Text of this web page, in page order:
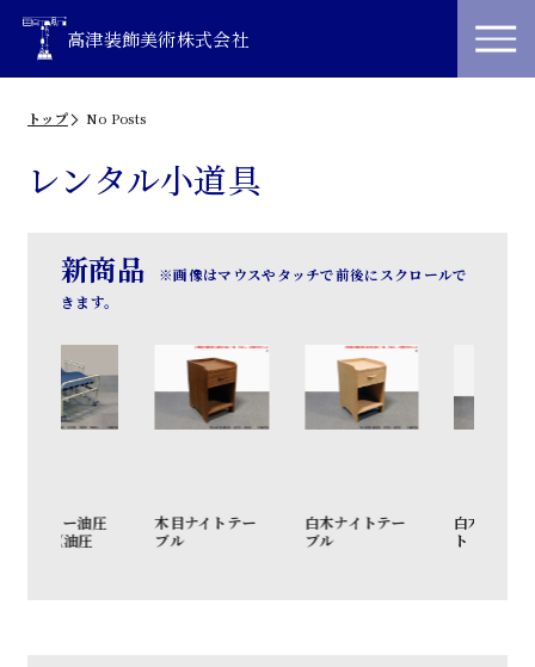
高津装飾美術株式会社
トップ No Posts
レンタル小道具
新商品※画像はマウスやタッチで前後にスクロールで
きます。
イボリー油圧
ッド（油圧
木目ナイトテー
ブル
白木ナイトテー
ブル
白木キャビ
ト